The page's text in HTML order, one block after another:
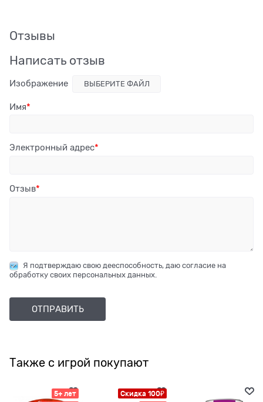
Отзывы
Написать отзыв
Изображение ВЫБЕРИТЕ ФАЙЛ
Имя
Электронный адрес
Отзыв
Я подтверждаю свою дееспособность, даю согласие на
обработку своих персональных данных.
Также с игрой покупают
5+ лет
Скидка 100₽